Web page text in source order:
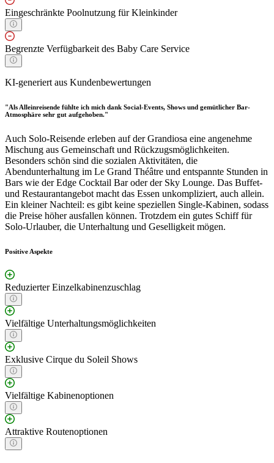
Eingeschränkte Poolnutzung für Kleinkinder
Begrenzte Verfügbarkeit des Baby Care Service
KI-generiert aus Kundenbewertungen
"Als Alleinreisende fühlte ich mich dank Social-Events, Shows und gemütlicher Bar-
Atmosphäre sehr gut aufgehoben."
Auch Solo-Reisende erleben auf der Grandiosa eine angenehme
Mischung aus Gemeinschaft und Rückzugsmöglichkeiten.
Besonders schön sind die sozialen Aktivitäten, die
Abendunterhaltung im Le Grand Théâtre und entspannte Stunden in
Bars wie der Edge Cocktail Bar oder der Sky Lounge. Das Buffet-
und Restaurantangebot macht das Essen unkompliziert, auch allein.
Ein kleiner Nachteil: es gibt keine speziellen Single-Kabinen, sodass
die Preise höher ausfallen können. Trotzdem ein gutes Schiff für
Solo-Urlauber, die Unterhaltung und Geselligkeit mögen.
Positive Aspekte
Reduzierter Einzelkabinenzuschlag
Vielfältige Unterhaltungsmöglichkeiten
Exklusive Cirque du Soleil Shows
Vielfältige Kabinenoptionen
Attraktive Routenoptionen